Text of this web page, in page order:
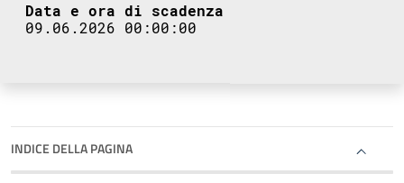
Data e ora di scadenza
09.06.2026 00:00:00
INDICE DELLA PAGINA